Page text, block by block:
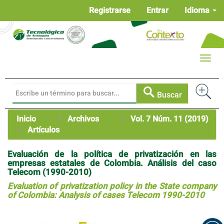
Contenido
principal
Idioma
Registrarse Entrar
Buscar
Toggle
Inicio Archivos
Vol. 7 Núm. 11 (2019)
Artículos
Evaluación de la política de privatización en las
empresas estatales de Colombia. Análisis del caso
Telecom (1990-2010)
Evaluation of privatization policy in the State company
of Colombia: Analysis of cases Telecom 1990-2010